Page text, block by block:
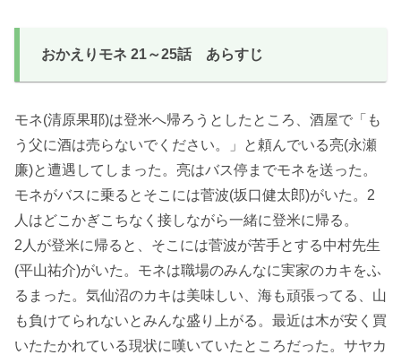
おかえりモネ 21～25話 あらすじ
モネ(清原果耶)は登米へ帰ろうとしたところ、酒屋で「も
う父に酒は売らないでください。」と頼んでいる亮(永瀬
廉)と遭遇してしまった。亮はバス停までモネを送った。
モネがバスに乗るとそこには菅波(坂口健太郎)がいた。2
人はどこかぎこちなく接しながら一緒に登米に帰る。
2人が登米に帰ると、そこには菅波が苦手とする中村先生
(平山祐介)がいた。モネは職場のみんなに実家のカキをふ
るまった。気仙沼のカキは美味しい、海も頑張ってる、山
も負けてられないとみんな盛り上がる。最近は木が安く買
いたたかれている現状に嘆いていたところだった。サヤカ